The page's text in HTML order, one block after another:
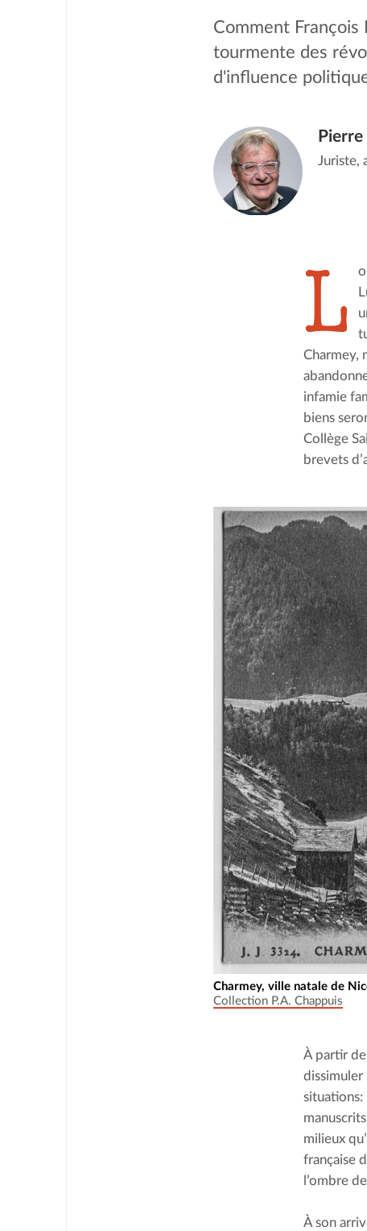
Comment
tourmente des
d'influence
Juriste,
L
Charmey,
infamie
biens
Collège
brevets
Charmey, ville natale de
Collection P.A. Chappuis
À partir
dissimuler
situations:
milieux
française
l’ombre
À son